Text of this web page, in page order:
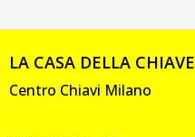
LA CASA DELLA CHIAVE
Centro Chiavi Milano